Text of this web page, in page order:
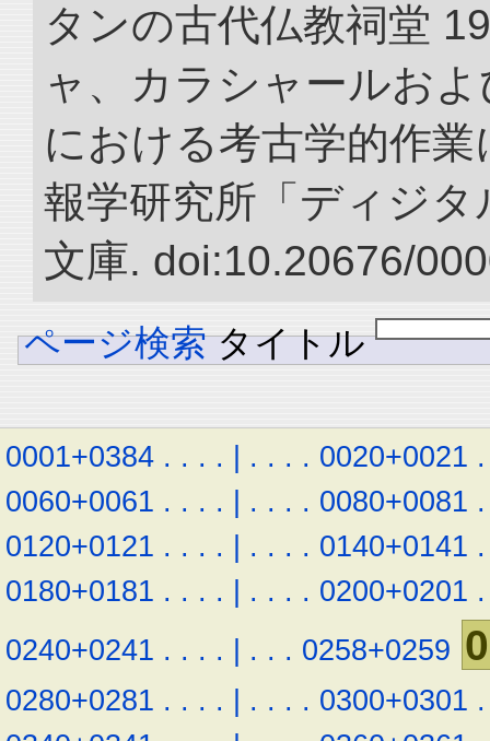
タンの古代仏教祠堂
ャ、カラシャールお
における考古学的作
報学研究所「ディジ
文庫. doi:10.20676/
ページ検索 タイトル
0001+0384 . . . . | . . . . 0020+0021 .
0060+0061 . . . . | . . . . 0080+0081 .
0120+0121 . . . . | . . . . 0140+0141 .
0180+0181 . . . . | . . . . 0200+0201 .
0240+0241 . . . . | . . . 0258+0259
0280+0281 . . . . | . . . . 0300+0301 .